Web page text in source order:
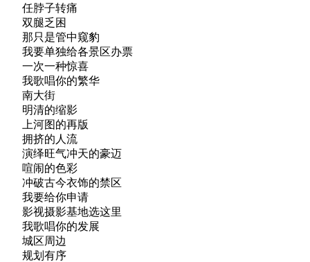
任脖子转痛
双腿乏困
那只是管中窥豹
我要单独给各景区办票
一次一种惊喜
我歌唱你的繁华
南大街
明清的缩影
上河图的再版
拥挤的人流
演绎旺气冲天的豪迈
喧闹的色彩
冲破古今衣饰的禁区
我要给你申请
影视摄影基地选这里
我歌唱你的发展
城区周边
规划有序